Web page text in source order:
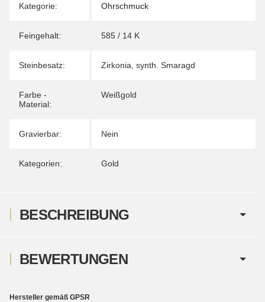
Kategorie: Ohrschmuck
Feingehalt: 585 / 14 K
Steinbesatz: Zirkonia synth. Smaragd
Farbe -
Material:
Weißgold
Gravierbar: Nein
Kategorien: Gold
BESCHREIBUNG
BEWERTUNGEN
Hersteller gemäß GPSR